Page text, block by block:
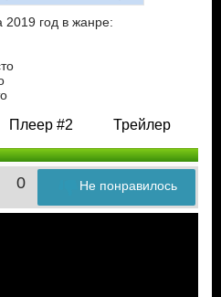
год в жанре:
Плеер #2 Трейлер
0 Не понравилось